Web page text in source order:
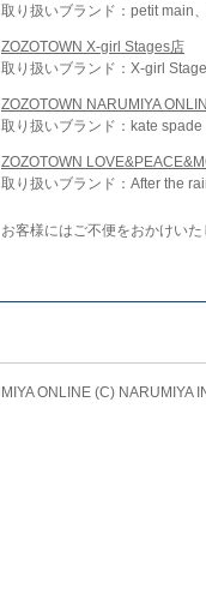
取り扱いブランド：petit main
ZOZOTOWN X-girl Stages店
取り扱いブランド：X-girl
ZOZOTOWN NARUMIYA
取り扱いブランド：kate
ZOZOTOWN
取り扱いブランド：After the
お客様にはご不便をおかけい